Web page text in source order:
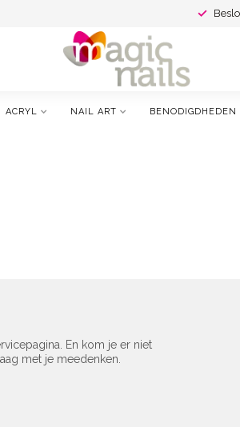
ACRYL NAIL ART BENODIGDHEDEN
En kom je er niet
met je meedenken.